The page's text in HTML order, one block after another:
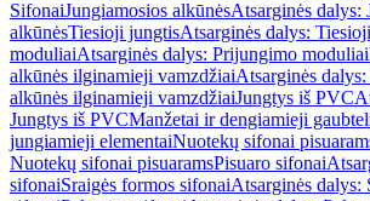
SifonaiJungiamosios alkūnėsAtsarginės dalys:
alkūnėsTiesioji jungtisAtsarginės dalys:
moduliaiAtsarginės dalys: Prijungimo moduliai
alkūnės ilginamieji vamzdžiaiAtsarginės
alkūnės ilginamieji vamzdžiaiJungtys iš PVC
Jungtys iš PVCManžetai ir dengiamieji
jungiamieji elementaiNuotekų sifonai
Nuotekų sifonai pisuaramsPisuaro sifonai
sifonaiSraigės formos sifonaiAtsarginės dalys: